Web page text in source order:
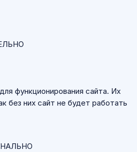
функционирования сайта. Их
без них сайт не будет работать